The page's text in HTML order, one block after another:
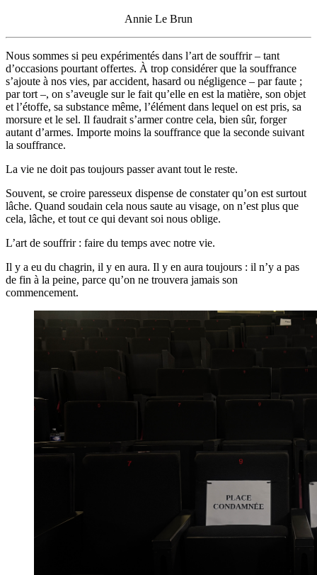
Annie Le Brun
Nous sommes si peu expérimentés dans l’art de souffrir – tant
d’occasions pourtant offertes. À trop considérer que la souffrance
s’ajoute à nos vies, par accident, hasard ou négligence – par faute ;
par tort –, on s’aveugle sur le fait qu’elle en est la matière, son objet
et l’étoffe, sa substance même, l’élément dans lequel on est pris, sa
morsure et le sel. Il faudrait s’armer contre cela, bien sûr, forger
autant d’armes. Importe moins la souffrance que la seconde suivant
la souffrance.
La vie ne doit pas toujours passer avant tout le reste.
Souvent, se croire paresseux dispense de constater qu’on est surtout
lâche. Quand soudain cela nous saute au visage, on n’est plus que
cela, lâche, et tout ce qui devant soi nous oblige.
L’art de souffrir : faire du temps avec notre vie.
Il y a eu du chagrin, il y en aura. Il y en aura toujours : il n’y a pas
de fin à la peine, parce qu’on ne trouvera jamais son
commencement.